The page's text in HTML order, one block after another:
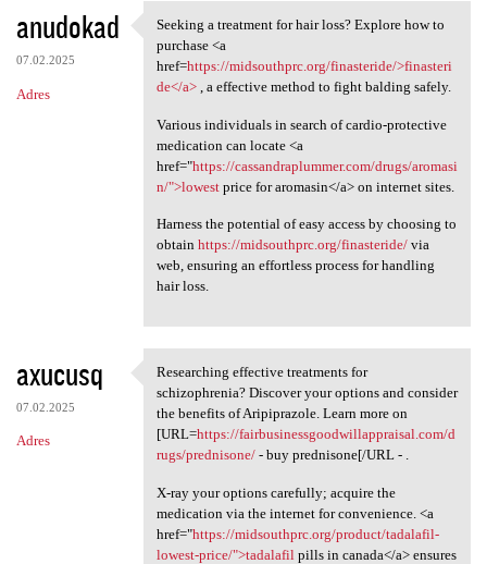
anudokad
07.02.2025
Adres
Seeking a treatment for hair
Seeking a treatment for hair loss? Explore how to
purchase <a
href=https://midsouthprc.org/finasteride/>finasteri
de</a>, a effective method to fight balding safely.
Various individuals in search of cardio-protective
medication can locate <a
href="https://cassandraplummer.com/drugs/aromasi
n/">lowestprice for aromasin</a> on internet sites.
Harness the potential of easy access by choosing to
obtain https://midsouthprc.org/finasteride/via
web, ensuring an effortless process for handling
hair loss.
axucusq
07.02.2025
Adres
Researching effective
Researching effective treatments for
schizophrenia? Discover your options and consider
the benefits of Aripiprazole. Learn more on
[URL=https://fairbusinessgoodwillappraisal.com/d
rugs/prednisone/- buy prednisone[/URL - .
X-ray your options carefully; acquire the
medication via the internet for convenience. <a
href="https://midsouthprc.org/product/tadalafil-
lowest-price/">tadalafil pills in canada</a> ensures